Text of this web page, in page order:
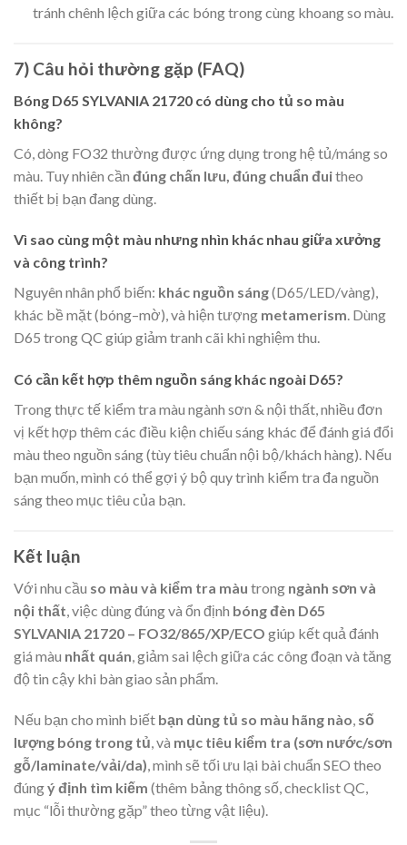
tránh chênh lệch giữa các bóng trong cùng khoang so màu.
7) Câu hỏi thường gặp (FAQ)
Bóng D65 SYLVANIA 21720 có dùng cho tủ so màu
không?
Có, dòng FO32 thường được ứng dụng trong hệ tủ/máng so
màu. Tuy nhiên cần đúng chấn lưu, đúng chuẩn đuitheo
thiết bị bạn đang dùng.
Vì sao cùng một màu nhưng nhìn khác nhau giữa xưởng
và công trình?
Nguyên nhân phổ biến: khác nguồn sáng(D65/LED/vàng),
khác bề mặt (bóng–mờ), và hiện tượng metamerism. Dùng
D65 trong QC giúp giảm tranh cãi khi nghiệm thu.
Có cần kết hợp thêm nguồn sáng khác ngoài D65?
Trong thực tế kiểm tra màu ngành sơn & nội thất, nhiều đơn
vị kết hợp thêm các điều kiện chiếu sáng khác để đánh giá đổi
màu theo nguồn sáng (tùy tiêu chuẩn nội bộ/khách hàng). Nếu
bạn muốn, mình có thể gợi ý bộ quy trình kiểm tra đa nguồn
sáng theo mục tiêu của bạn.
Kết luận
Với nhu cầu so màu và kiểm tra màu trong ngành sơn và
nội thất , việc dùng đúng và ổn định bóng đèn D65
SYLVANIA 21720 – FO32/865/XP/ECO giúp kết quả đánh
giá màu nhất quán , giảm sai lệch giữa các công đoạn và tăng
độ tin cậy khi bàn giao sản phẩm.
Nếu bạn cho mình biết bạn dùng tủ so màu hãng nào, số
lượng bóng trong tủ, và mục tiêu kiểm tra (sơn nước/sơn
gỗ/laminate/vải/da), mình sẽ tối ưu lại bài chuẩn SEO theo
đúngý định tìm kiếm (thêm bảng thông số, checklist QC,
mục “lỗi thường gặp” theo từng vật liệu).